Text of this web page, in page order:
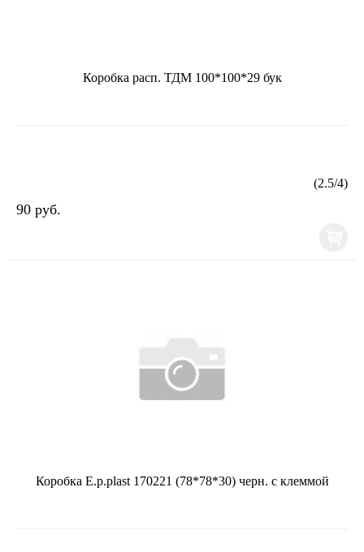
Коробка расп. ТДМ 100*100*29 бук
(2.5/4)
90 руб.
Коробка E.p.plast 170221 (78*78*30) черн. с клеммой